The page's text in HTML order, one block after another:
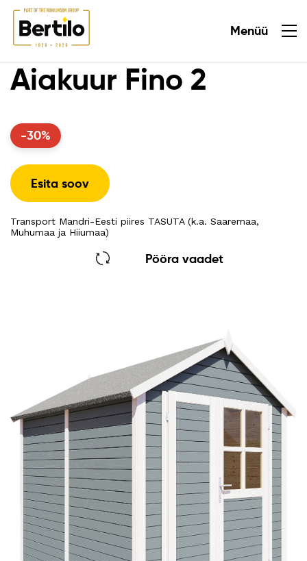
Menüü
Aiakuur Fino 2
-30%
Esita soov
Transport Mandri-Eesti piires TASUTA (k.a. Saaremaa,
Muhumaa ja Hiiumaa)
Pööra vaadet